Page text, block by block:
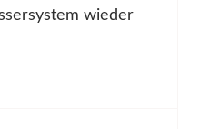
wieder